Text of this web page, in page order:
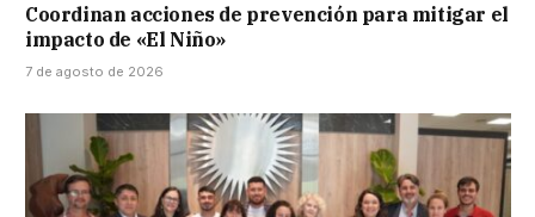
Coordinan acciones de prevención para mitigar el
impacto de «El Niño»
7 de agosto de 2026